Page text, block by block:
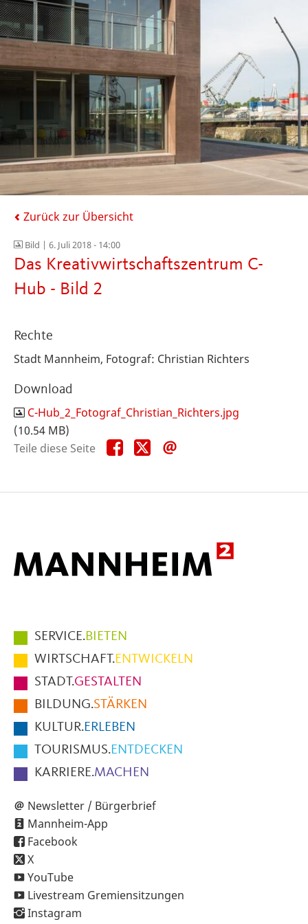
Zurück zur Übersicht
Bild | 6. Juli 2018 - 14:00
Das Kreativwirtschaftszentrum C-
Hub - Bild 2
Rechte
Stadt Mannheim, Fotograf: Christian Richters
Download
C-Hub_2_Fotograf_Christian_Richters.jpg
(10.54 MB)
Teile diese Seite
Teile
diese
Teile
diese
Hauptmenüpunkte
im
Fußbereich
der
Seite
SERVICE.BIETEN
WIRTSCHAFT.ENTWICKELN
STADT.GESTALTEN
BILDUNG.STÄRKEN
KULTUR.ERLEBEN
TOURISMUS.ENTDECKEN
KARRIERE.MACHEN
Newsletter / Bürgerbrief
Mannheim-App
Facebook
X
YouTube
Livestream Gremiensitzungen
Instagram